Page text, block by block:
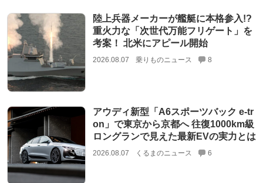
陸上兵器メーカーが艦艇に本格参入!?
重火力な「次世代万能フリゲート」を
考案！ 北米にアピール開始
2026.08.07 乗りものニュース 8
アウディ新型「A6スポーツバック e-tr
on」で東京から京都へ 往復1000km級
ロングランで見えた最新EVの実力とは
2026.08.07 くるまのニュース 6